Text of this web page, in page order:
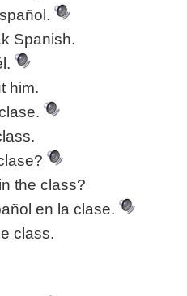
Spanish.
him.
the class?
en la clase.
class.